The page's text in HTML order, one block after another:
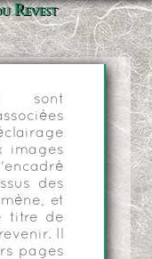
Revest
sont
images
des
et
titre de
Il
pages